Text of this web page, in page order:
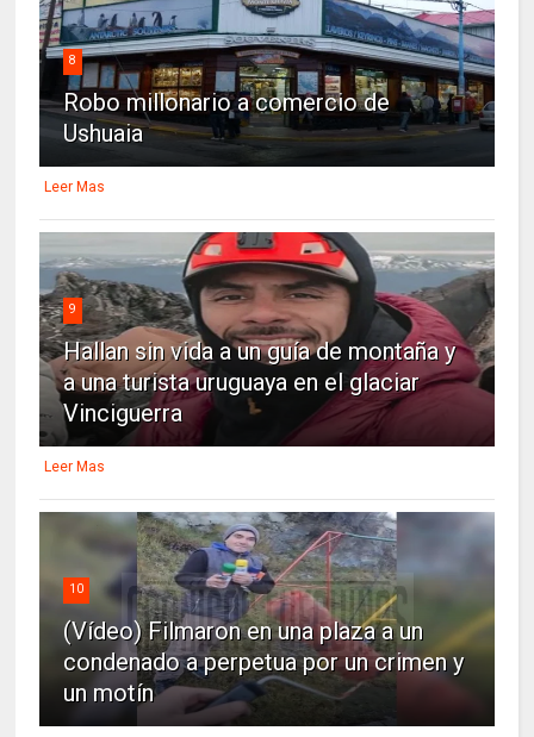
8
Robo millonario a comercio de
Ushuaia
Leer Mas
9
Hallan sin vida a un guía de montaña y
a una turista uruguaya en el glaciar
Vinciguerra
Leer Mas
10
(Vídeo) Filmaron en una plaza a un
condenado a perpetua por un crimen y
un motín